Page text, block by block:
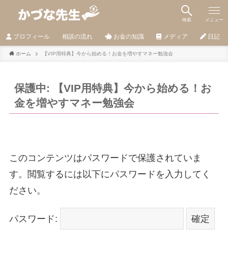
検索 メニュー
プロフィール 相談の流れ お金の知識 メディア 日記
ホーム 【VIP用特典】今から始める！お金を増やすマネー勉強会
保護中: 【VIP用特典】今から始める！お
金を増やすマネー勉強会
このコンテンツはパスワードで保護されていま
す。閲覧するには以下にパスワードを入力してく
ださい。
パスワード: